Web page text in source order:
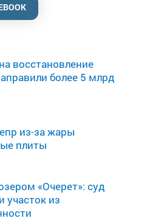
восстановление
более 5 млрд
из-за жары
плиты
«Очерет»: суд
участок из